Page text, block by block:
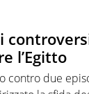
l’Egitto
contro due